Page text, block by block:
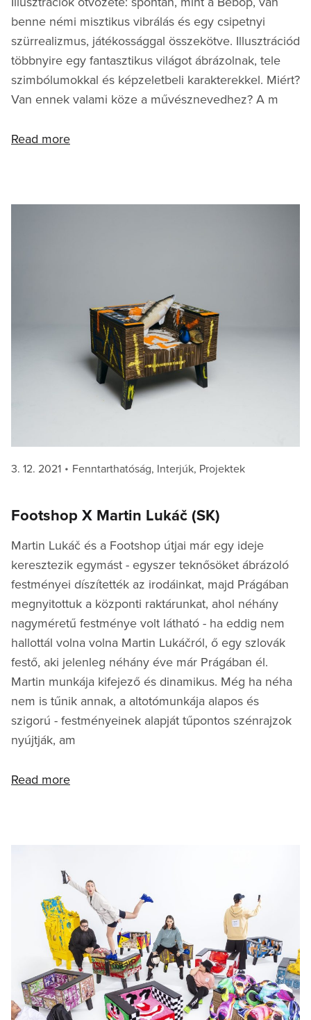
benne némi misztikus vibrálás és egy csipetnyi
szürrealizmus, játékossággal összekötve. Illusztrációd
többnyire egy fantasztikus világot ábrázolnak, tele
szimbólumokkal és képzeletbeli karakterekkel. Miért?
Van ennek valami köze a művésznevedhez? A m
Read more
Posted
3. 12. 2021 Categories
Fenntarthatóság, Interjúk, Projektek
Footshop X Martin Lukáč (SK)
Martin Lukáč és a Footshop útjai már egy ideje
keresztezik egymást - egyszer teknősöket ábrázoló
festményei díszítették az irodáinkat, majd Prágában
megnyitottuk a központi raktárunkat, ahol néhány
nagyméretű festménye volt látható - ha eddig nem
hallottál volna volna Martin Lukáčról, ő egy szlovák
festő, aki jelenleg néhány éve már Prágában él.
Martin munkája kifejező és dinamikus. Még ha néha
nem is tűnik annak, a altotómunkája alapos és
szigorú - festményeinek alapját tűpontos szénrajzok
nyújtják, am
Read more